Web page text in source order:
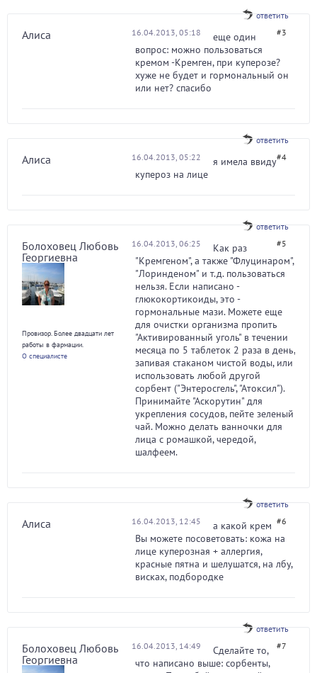
ответить
Алиса 16.04.2013, 05:18 #3
еще один
вопрос: можно пользоваться
кремом -Кремген, при куперозе?
хуже не будет и гормональный он
или нет? спасибо
ответить
Алиса 16.04.2013, 05:22 #4
я имела ввиду
купероз на лице
ответить
Болоховец Любовь
Георгиевна
Провизор. Более двадцати лет
работы в фармации.
О специалисте
16.04.2013, 06:25 #5
Как раз
"Кремгеном", а также "Флуцинаром",
"Лоринденом" и т.д. пользоваться
нельзя. Если написано -
глюкокортикоиды, это -
гормональные мази. Можете еще
для очистки организма пропить
"Активированный уголь" в течении
месяца по 5 таблеток 2 раза в день,
запивая стаканом чистой воды, или
использовать любой другой
сорбент ("Энтеросгель", "Атоксил").
Принимайте "Аскорутин" для
укрепления сосудов, пейте зеленый
чай. Можно делать ванночки для
лица с ромашкой, чередой,
шалфеем.
ответить
Алиса 16.04.2013, 12:45 #6
а какой крем
Вы можете посоветовать: кожа на
лице куперозная + аллергия,
красные пятна и шелушатся, на лбу,
висках, подбородке
ответить
Болоховец Любовь
Георгиевна
16.04.2013, 14:49 #7
Сделайте то,
что написано выше: сорбенты,